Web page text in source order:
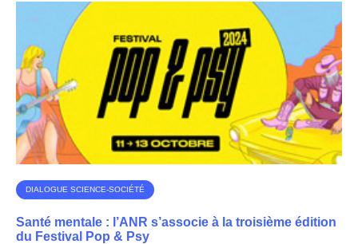
DIALOGUE SCIENCE-SOCIÉTÉ
Santé mentale : l’ANR s’associe à la troisième édition
du Festival Pop & Psy